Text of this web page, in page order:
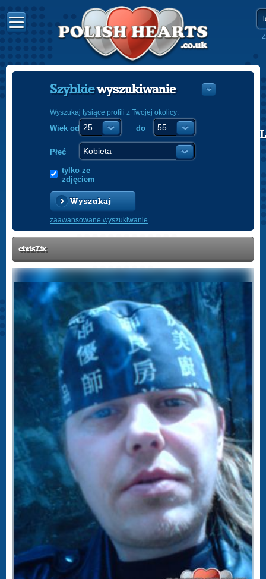
POLISH
Szybkiewyszukiwanie
Wyszukaj tysiące profili z Twojej okolicy:
Wiek od do
Płeć
tylko ze
zdjęciem
Wyszukaj
zaawansowane wyszukiwanie
chris73x